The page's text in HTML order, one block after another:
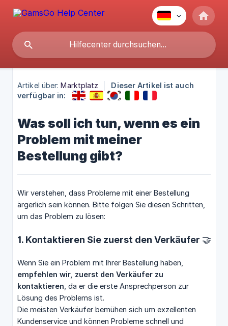
Artikel über: Marktplatz
Dieser Artikel ist auch
verfügbar in:
Was soll ich tun, wenn es ein
Problem mit meiner
Bestellung gibt?
Wir verstehen, dass Probleme mit einer Bestellung
ärgerlich sein können. Bitte folgen Sie diesen Schritten,
um das Problem zu lösen:
1. Kontaktieren Sie zuerst den Verkäufer 🤝
Wenn Sie ein Problem mit Ihrer Bestellung haben,
empfehlen wir, zuerst den Verkäufer zu
kontaktieren , da er die erste Ansprechperson zur
Lösung des Problems ist.
Die meisten Verkäufer bemühen sich um exzellenten
Kundenservice und können Probleme schnell und